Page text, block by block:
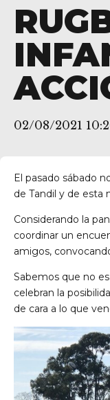
02/08/2021
El pasado sábado
de Tandil y de esta
Considerando la
coordinar un
amigos,
Sabemos que no
celebran la
de cara a lo que